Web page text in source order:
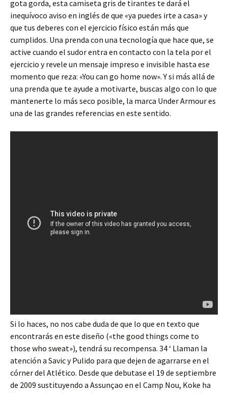
gota gorda, esta camiseta gris de tirantes te dará el
inequívoco aviso en inglés de que «ya puedes irte a casa» y
que tus deberes con el ejercicio físico están más que
cumplidos. Una prenda con una tecnología que hace que, se
active cuando el sudor entra en contacto con la tela por el
ejercicio y revele un mensaje impreso e invisible hasta ese
momento que reza: «You can go home now». Y si más allá de
una prenda que te ayude a motivarte, buscas algo con lo que
mantenerte lo más seco posible, la marca Under Armour es
una de las grandes referencias en este sentido.
Si lo haces, no nos cabe duda de que lo que en texto que
encontrarás en este diseño («the good things come to
those who sweat»), tendrá su recompensa. 34 ‘ Llaman la
atención a Savic y Pulido para que dejen de agarrarse en el
córner del Atlético. Desde que debutase el 19 de septiembre
de 2009 sustituyendo a Assunçao en el Camp Nou, Koke ha